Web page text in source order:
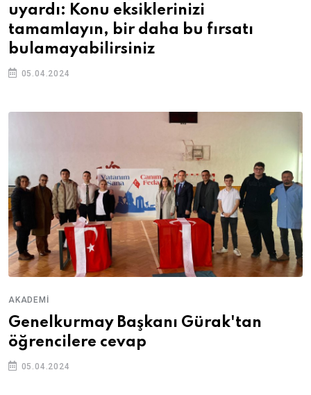
uyardı: Konu eksiklerinizi
tamamlayın, bir daha bu fırsatı
bulamayabilirsiniz
05.04.2024
AKADEMI
Genelkurmay Başkanı Gürak'tan
öğrencilere cevap
05.04.2024